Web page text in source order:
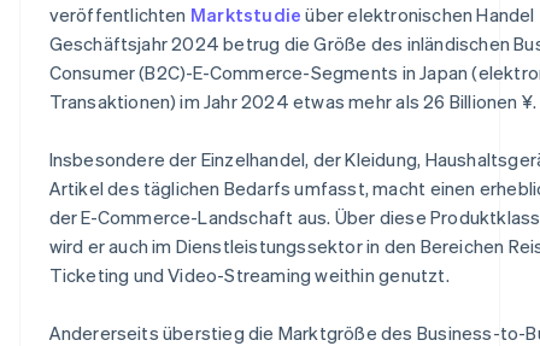
veröffentlichten Marktstudie über elektronischen Handel
Geschäftsjahr 2024 betrug die Größe des inländischen
Consumer (B2C)-E-Commerce-Segments in Japan
Transaktionen) im Jahr 2024 etwas mehr als 26 Billionen ¥.
Insbesondere der Einzelhandel, der Kleidung,
Artikel des täglichen Bedarfs umfasst, macht einen
der E-Commerce-Landschaft aus. Über diese
wird er auch im Dienstleistungssektor in den Bereichen
Ticketing und Video-Streaming weithin genutzt.
Andererseits überstieg die Marktgröße des Business-to-